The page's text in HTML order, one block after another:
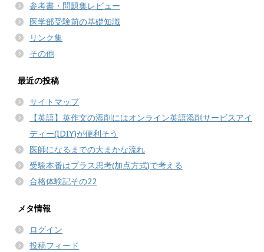
参考書・問題集レビュー
医学部受験前の基礎知識
リンク集
その他
最近の投稿
サイトマップ
【英語】英作文の添削にはオンライン英語添削サービスアイ
ディー(IDIY)が便利そう
医師になるまでの大まかな流れ
受験本番はプラス思考(加点方式)で考える
合格体験記その22
メタ情報
ログイン
投稿フィード